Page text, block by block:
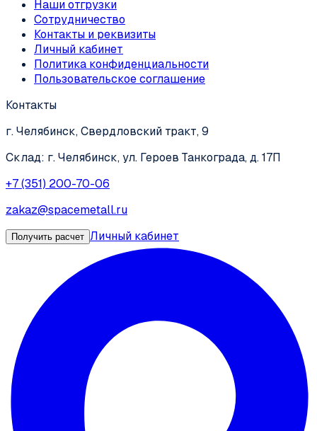
Наши отгрузки
Сотрудничество
Контакты и реквизиты
Личный кабинет
Политика конфиденциальности
Пользовательское соглашение
Контакты
г. Челябинск, Свердловский тракт, 9
Склад: г. Челябинск, ул. Героев Танкограда, д. 17П
+7 (351) 200-70-06
zakaz@spacemetall.ru
Получить расчет Личный кабинет